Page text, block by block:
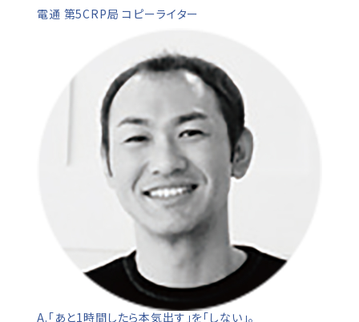
電通 第5CRP局 コピーライター
A.「あと1時間したら本気出す」を「しない」。